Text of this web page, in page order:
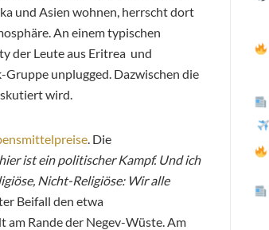
und Asien wohnen, herrscht dort
An einem typischen
der Leute aus Eritrea und
unplugged. Dazwischen die
wird.
. Die
ist ein politischer Kampf. Und ich
Nicht-Religiöse: Wir alle
Beifall den etwa
am Rande der Negev-Wüste. Am